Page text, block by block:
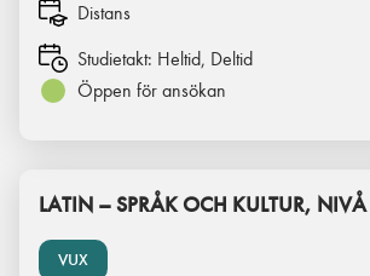
Distans
Studietakt: Heltid, Deltid
Öppen för ansökan
VUX
LATIN – SPRÅK OCH KULTUR,